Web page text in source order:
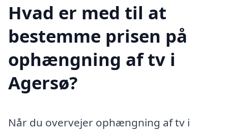
Hvad er med til at
bestemme prisen på
ophængning af tv i
Agersø?
Når du overvejer ophængning af tv i